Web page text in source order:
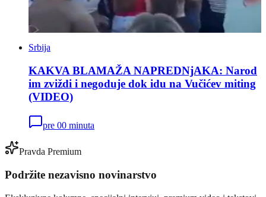
Srbija
KAKVA BLAMAŽA NAPREDNjAKA: Narod
im zviždi i negoduje dok idu na Vučićev miting
(VIDEO)
pre 00 minuta
Pravda Premium
Podržite nezavisno novinarstvo